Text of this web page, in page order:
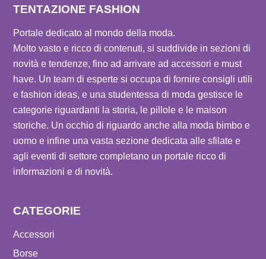
TENTAZIONE FASHION
Portale dedicato al mondo della moda.
Molto vasto e ricco di contenuti, si suddivide in sezioni di
novità e tendenze, fino ad arrivare ad accessori e must
have. Un team di esperte si occupa di fornire consigli utili
e fashion ideas, e una studentessa di moda gestisce le
categorie riguardanti la storia, le pillole e le maison
storiche. Un occhio di riguardo anche alla moda bimbo e
uomo e infine una vasta sezione dedicata alle sfilate e
agli eventi di settore completano un portale ricco di
informazioni e di novità.
CATEGORIE
Accessori
Borse